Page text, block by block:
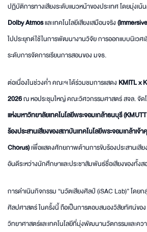
ปฏิบัติการทางเสียงระดับแนวหน้าของประเทศ โดยมุ่งเ
Dolby Atmosและเทคโนโลยีเสียงเสมือนจริง
ไปประยุกต์ใช้ในการพัฒนางานวิจัย การออกแบบนิเวศเ
ระดับการจัดการเรียนการสอนของ มจธ.
ต่อเนื่องในช่วงค่ำ คณะฯ ได้ร่วมชมการแสดง KMITL x
2026ณ หอประชุมใหญ่ คณะวิศวกรรมศาสตร์ สจล. จัด
แห่งมหาวิทยาลัยเทคโนโลยีพระจอมเกล้าธนบุรี (
ร้องประสานเสียงของสถาบันเทคโนโลยีพระจอมเกล้าเ
Chorus)เพื่อแสดงศักยภาพด้านการขับร้องประสานเ
อันดีระหว่างนักศึกษาและประชาสัมพันธ์ชื่อเสียงของทั้ง
การดำเนินกิจกรรม “นวัตเสียงศิลป์ (iSAC Lab)” โด
ศิลปศาสตร์ ในครั้งนี้ ถือเป็นการตอบสนองวิสัยทัศน์ขอ
วิทยาศาสตร์และเทคโนโลยีที่มุ่งพัฒนานวัตกรรมและค